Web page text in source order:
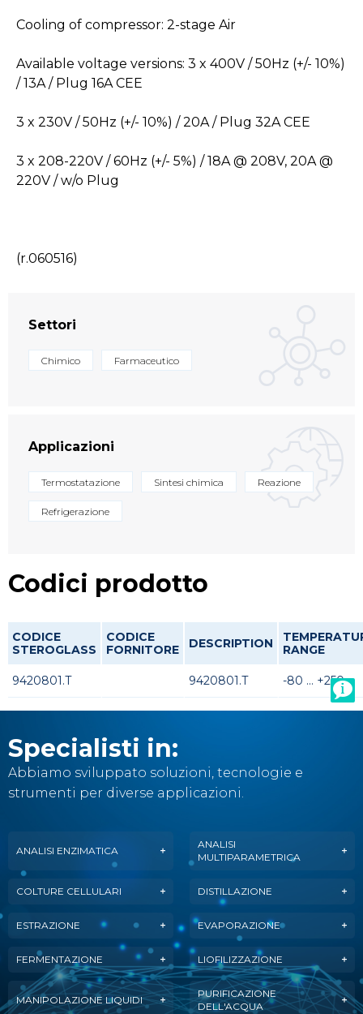
Cooling of compressor: 2-stage Air
Available voltage versions: 3 x 400V / 50Hz (+/- 10%)
/ 13A / Plug 16A CEE
3 x 230V / 50Hz (+/- 10%) / 20A / Plug 32A CEE
3 x 208-220V / 60Hz (+/- 5%) / 18A @ 208V, 20A @
220V / w/o Plug
(r.060516)
Settori
Chimico Farmaceutico
Applicazioni
Termostatazione Sintesi chimica Reazione
Refrigerazione
Codici prodotto
CODICE
STEROGLASS
CODICE
FORNITORE
DESCRIPTION
RANGE
9420801.T 9420801.T -80 ... +250
Specialisti in:
Abbiamo sviluppato soluzioni, tecnologie e
strumenti per diverse applicazioni.
ANALISI ENZIMATICA
ANALISI
MULTIPARAMETRICA
COLTURE CELLULARI DISTILLAZIONE
ESTRAZIONE EVAPORAZIONE
FERMENTAZIONE LIOFILIZZAZIONE
MANIPOLAZIONE LIQUIDI
PURIFICAZIONE
DELL'ACQUA